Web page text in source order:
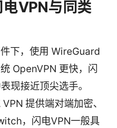
VPN与同类
下，使用 WireGuard
OpenVPN 更快，闪
现接近顶尖选手。
提供端对端加密、
，闪电VPN一般具